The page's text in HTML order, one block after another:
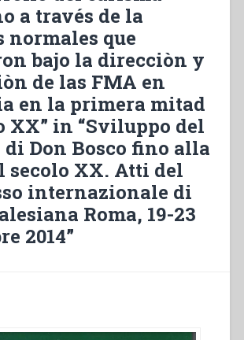
a través de la
normales que
bajo la direcciòn y
de las FMA en
en la primera mitad
XX” in “Sviluppo del
Don Bosco fino alla
secolo XX. Atti del
internazionale di
Roma, 19-23
2014”